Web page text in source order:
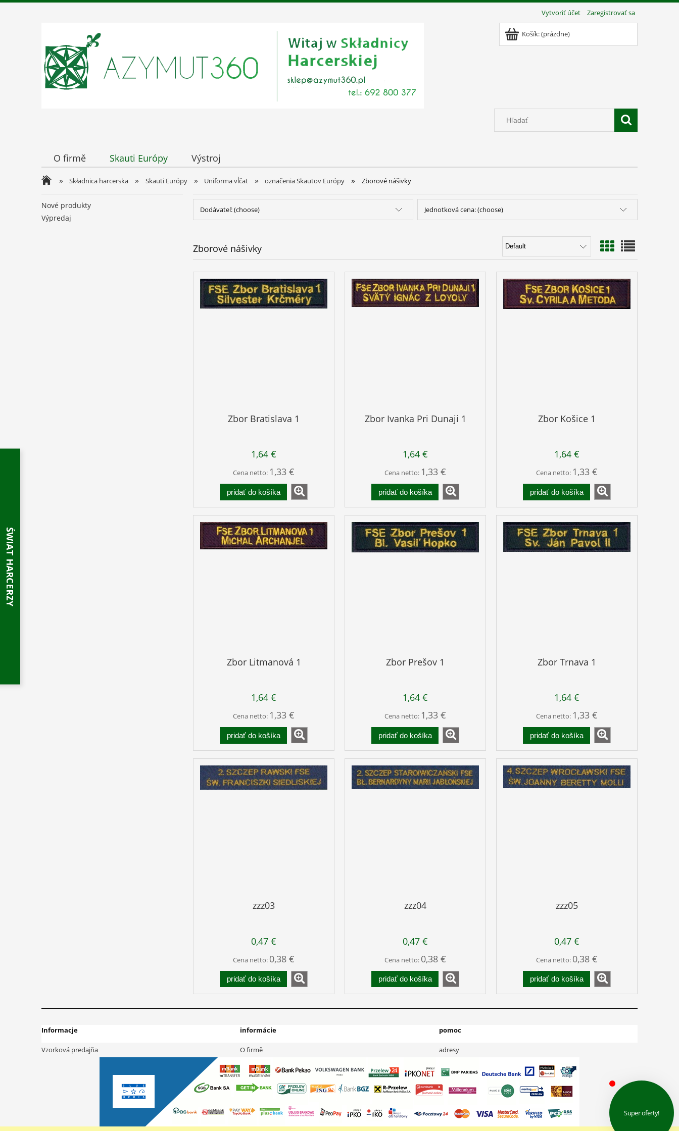
Vytvoriť účet Zaregistrovať sa
Košík:(prázdne)
O firmě Skauti Európy Výstroj
» Składnica harcerska » Skauti Európy » Uniforma vĺčat » označenia Skautov Európy » Zborové nášivky
Nové produkty
Výpredaj
Dodávateľ: (choose) Jednotková cena: (choose)
Zborové nášivky
Zbor Bratislava 1
1,64 €
Cena netto: 1,33 €
pridať do košíka
Zbor Ivanka Pri Dunaji 1
1,64 €
Cena netto: 1,33 €
pridať do košíka
Zbor Košice 1
1,64 €
Cena netto: 1,33 €
pridať do košíka
Zbor Litmanová 1
1,64 €
Cena netto: 1,33 €
pridať do košíka
Zbor Prešov 1
1,64 €
Cena netto: 1,33 €
pridať do košíka
Zbor Trnava 1
1,64 €
Cena netto: 1,33 €
pridať do košíka
zzz03
0,47 €
Cena netto: 0,38 €
pridať do košíka
zzz04
0,47 €
Cena netto: 0,38 €
pridať do košíka
zzz05
0,47 €
Cena netto: 0,38 €
pridať do košíka
Informacje
Vzorková predajňa
informácie
O firmě
pomoc
adresy